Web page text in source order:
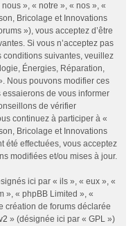
», « notre », « nos », «
Bricolage et Innovations
»), vous acceptez d’être
Si vous n’acceptez pas
conditions suivantes, veuillez
Énergies, Réparation,
Nous pouvons modifier ces
essaierons de vous informer
de vérifier
continuez à participer à «
Bricolage et Innovations
été effectuées, vous acceptez
modifiées et/ou mises à jour.
ici par « ils », « eux », «
», « phpBB Limited », «
création de forums déclarée
» (désignée ici par « GPL »)